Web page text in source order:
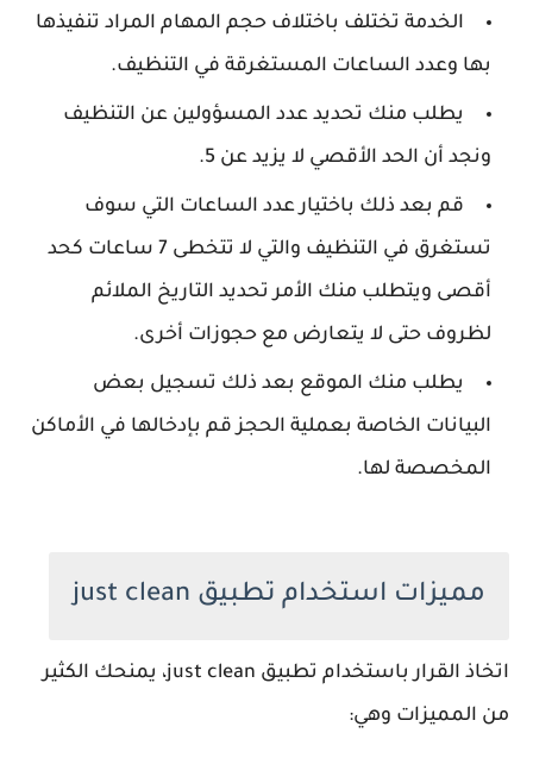
الخدمة تختلف باختلاف حجم المهام المراد تنفيذها
بها وعدد الساعات المستغرقة في التنظيف.
يطلب منك تحديد عدد المسؤولين عن التنظيف
ونجد أن الحد الأقصي لا يزيد عن 5.
قم بعد ذلك باختيار عدد الساعات التي سوف
تستغرق في التنظيف والتي لا تتخطى 7 ساعات كحد
أقصى ويتطلب منك الأمر تحديد التاريخ الملائم
لظروف حتى لا يتعارض مع حجوزات أخرى.
يطلب منك الموقع بعد ذلك تسجيل بعض
البيانات الخاصة بعملية الحجز قم بإدخالها في الأماكن
المخصصة لها.
مميزات استخدام تطبيق just clean
اتخاذ القرار باستخدام تطبيق just clean، يمنحك الكثير
من المميزات وهي: